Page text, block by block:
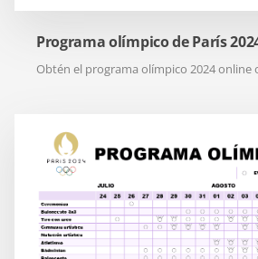
Programa olímpico de París
Obtén el programa olímpico 2024 online